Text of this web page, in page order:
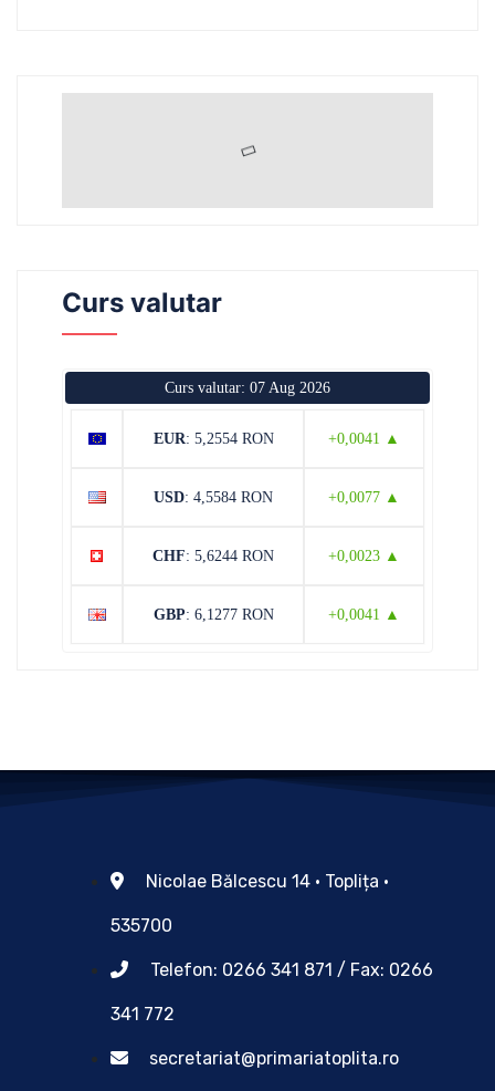
Curs valutar
Curs valutar: 07 Aug 2026
EUR: 5,2554 RON +0,0041 ▲
USD: 4,5584 RON +0,0077 ▲
CHF: 5,6244 RON +0,0023 ▲
GBP: 6,1277 RON +0,0041 ▲
Nicolae Bălcescu 14 • Toplița •
535700
Telefon: 0266 341 871 / Fax: 0266
341 772
secretariat@primariatoplita.ro